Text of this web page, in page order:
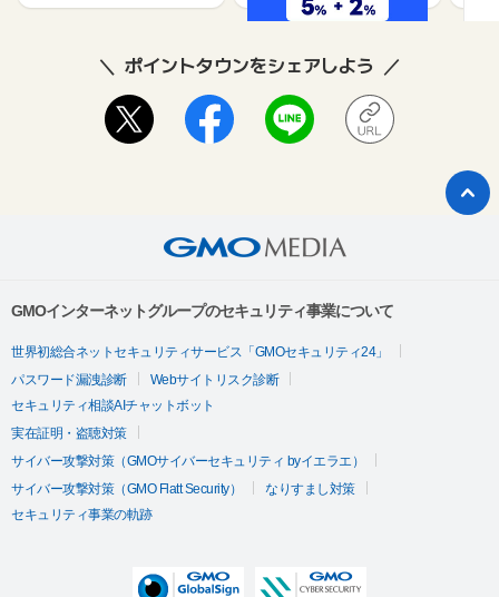
ポイントタウンをシェアしよう
GMOインターネットグループのセキュリティ事業について
世界初総合ネットセキュリティサービス「GMOセキュリティ24」
パスワード漏洩診断
Webサイトリスク診断
セキュリティ相談AIチャットボット
実在証明・盗聴対策
サイバー攻撃対策（GMOサイバーセキュリティ byイエラエ）
サイバー攻撃対策（GMO Flatt Security）
なりすまし対策
セキュリティ事業の軌跡